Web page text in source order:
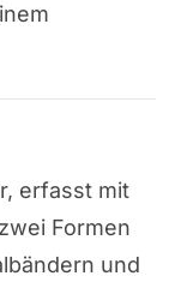
erfasst mit
Formen
und